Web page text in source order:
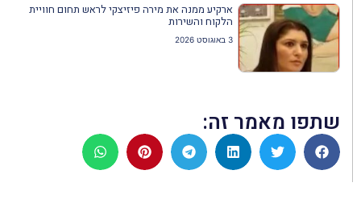
ארקיע ממנה את מירה פיזיצקי לראש תחום חוויית
הלקוח והשירות
3 באוגוסט 2026
שתפו מאמר זה: